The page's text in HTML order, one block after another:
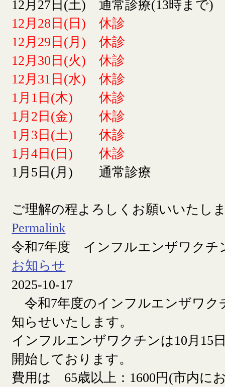
12月27日(土) 通常診療(13時まで)
12月28日(日) 休診
12月29日(月) 休診
12月30日(火) 休診
12月31日(水) 休診
1月1日(木) 休診
1月2日(金) 休診
1月3日(土) 休診
1月4日(日) 休診
1月5日(月) 通常診療
ご理解の程よろしくお願いいたし
Permalink
令和7年度 インフルエンザワクチ
お知らせ
2025-10-17
令和7年度のインフルエンザワク
知らせいたします。
インフルエンザワクチンは10月15
開始しております。
費用は 65歳以上：1600円(市内に